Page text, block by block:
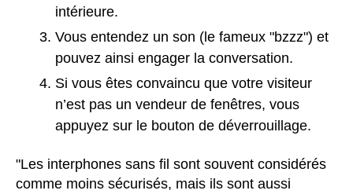
intérieure.
Vous entendez un son (le fameux "bzzz") et
pouvez ainsi engager la conversation.
Si vous êtes convaincu que votre visiteur
n’est pas un vendeur de fenêtres, vous
appuyez sur le bouton de déverrouillage.
"Les interphones sans fil sont souvent considérés
comme moins sécurisés, mais ils sont aussi